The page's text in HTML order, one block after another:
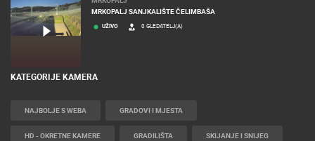
MRKOPALJ SANJKALIŠTE ČELIMBAŠA
UŽIVO 0 GLEDATELJ(A)
KATEGORIJE KAMERA
NAJBOLJE S WEBA GRADOVI I MJESTA
HD - OKRETNE KAMERE GRADILIŠTA SKIJANJE I SNIJEG